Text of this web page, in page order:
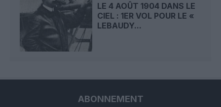
LE 4 AOÛT 1904 DANS LE
CIEL : 1ER VOL POUR LE «
LEBAUDY...
ABONNEMENT